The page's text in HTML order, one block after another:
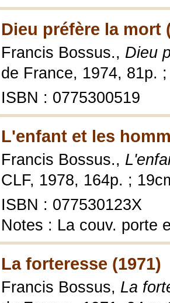
Dieu préfère la mort
Francis Bossus., Dieu
de France, 1974, 81p.
ISBN : 0775300519
L'enfant et les
Francis Bossus.,
CLF, 1978, 164p. ;
ISBN : 077530123X
Notes : La couv. porte
La forteresse (1971)
Francis Bossus, La